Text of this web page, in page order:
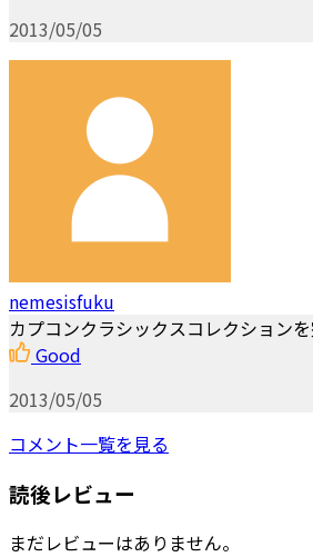
2013/05/05
nemesisfuku
カプコンクラシックスコレクションを
Good
2013/05/05
コメント一覧を見る
読後レビュー
まだレビューはありません。